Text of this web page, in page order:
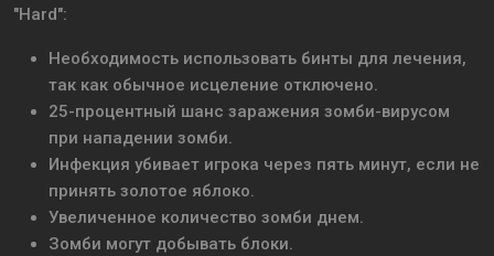
"Hard":
Необходимость использовать бинты для лечения,
так как обычное исцеление отключено.
25-процентный шанс заражения зомби-вирусом
при нападении зомби.
Инфекция убивает игрока через пять минут, если не
принять золотое яблоко.
Увеличенное количество зомби днем.
Зомби могут добывать блоки.